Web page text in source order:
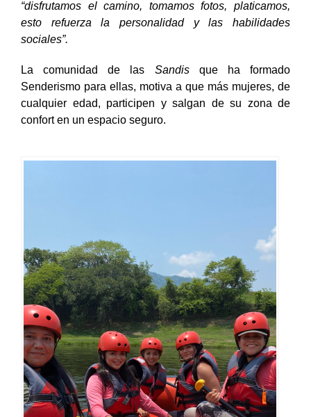
“disfrutamos el camino, tomamos fotos, platicamos,
esto refuerza la personalidad y las habilidades
sociales”.
La comunidad de las Sandisque ha formado
Senderismo para ellas, motiva a que más mujeres, de
cualquier edad, participen y salgan de su zona de
confort en un espacio seguro.